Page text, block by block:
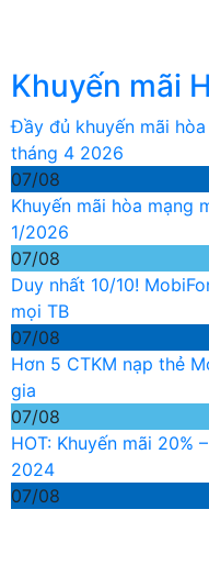
Khuyến mãi
Đầy đủ khuyến mãi
tháng 4 2026
07/08
Khuyến mãi hòa mạng
1/2026
07/08
Duy nhất 10/10!
mọi TB
07/08
Hơn 5 CTKM nạp thẻ
gia
07/08
HOT: Khuyến mãi 20%
2024
07/08